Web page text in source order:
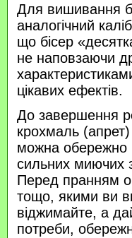
Для вишивання
аналогічний
що бісер
не наповзаючи
цікавих ефектів.
До завершення
крохмаль
можна обережно
сильних миючих
Перед пранням
тощо, якими ви
віджимайте, а
потреби,